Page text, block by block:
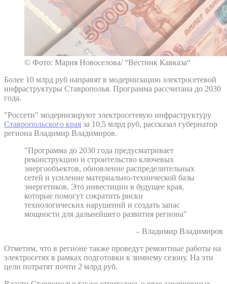
© Фото: Мария Новоселова/ “Вестник Кавказа“
Более 10 млрд руб направят в модернизацию электросетевой
инфраструктуры Ставрополья. Программа рассчитана до 2030
года.
"Россети" модернизируют электросетевую инфраструктуру
Ставропольского края за 10,5 млрд руб, рассказал губернатор
региона Владимир Владимиров.
"Программа до 2030 года предусматривает
реконструкцию и строительство ключевых
энергообъектов, обновление распределительных
сетей и усиление материально-технической базы
энергетиков. Это инвестиции в будущее края,
которые помогут сократить риски
технологических нарушений и создать запас
мощности для дальнейшего развития региона"
– Владимир Владимиров
Отметим, что в регионе также проведут ремонтные работы на
электросетях в рамках подготовки к зимнему сезону. На эти
цели потратят почти 2 млрд руб.